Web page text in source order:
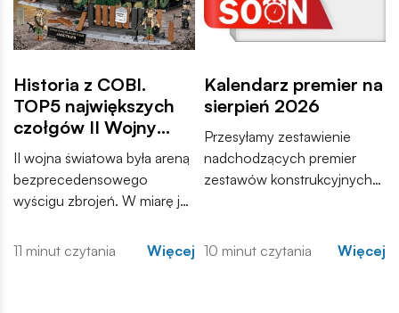
Historia z COBI.
TOP5 największych
czołgów II Wojny
Światowej
II wojna światowa była areną
bezprecedensowego
wyścigu zbrojeń. W miarę jak
inżynierowie po obu
11 minut czytania Więcej
Kalendarz premier na
sierpień 2026
Przesyłamy zestawienie
nadchodzących premier
zestawów konstrukcyjnych
kontynuacje popularnych
10 minut czytania Więcej